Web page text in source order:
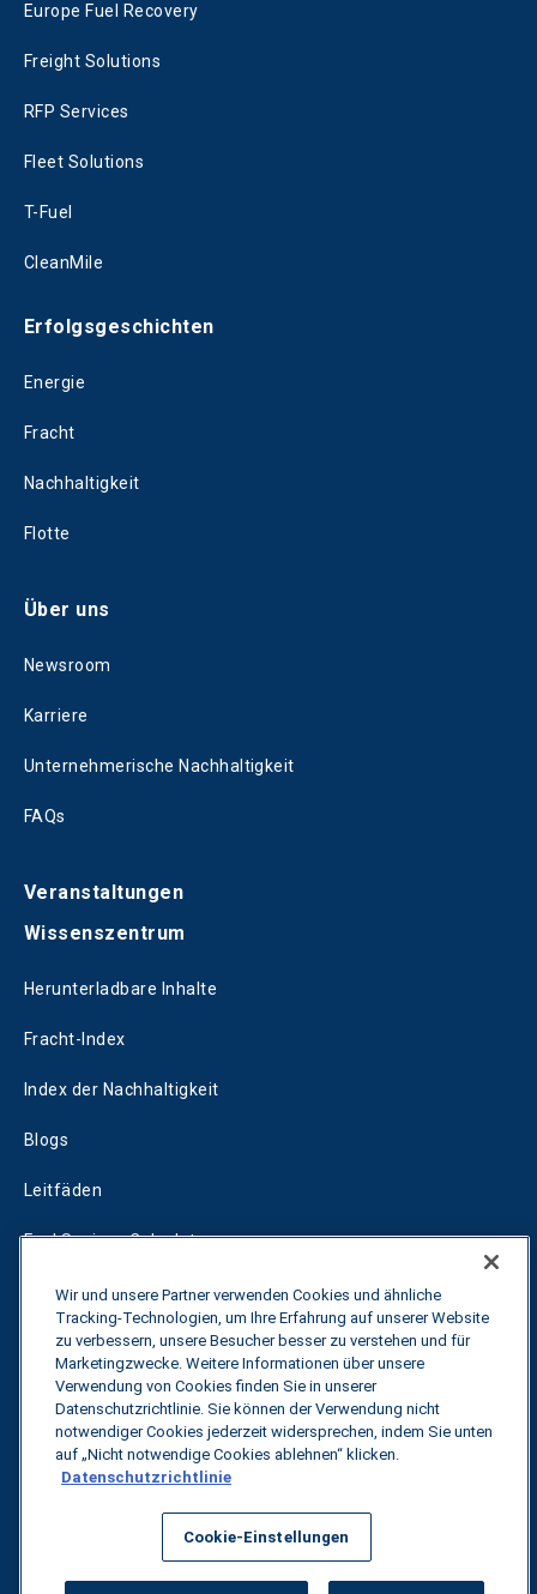
Europe Fuel Recovery
Freight Solutions
RFP Services
Fleet Solutions
T-Fuel
CleanMile
Erfolgsgeschichten
Energie
Fracht
Nachhaltigkeit
Flotte
Über uns
Newsroom
Karriere
Unternehmerische Nachhaltigkeit
FAQs
Veranstaltungen
Wissenszentrum
Herunterladbare Inhalte
Fracht-Index
Index der Nachhaltigkeit
Blogs
Leitfäden
Fuel Savings Calculator
Rechner für die Transportoptimierung
Tarif-Tracker
Kontakt
Alle Rechte vorbehalten. Datenschutzbestimmungen
Wir und unsere Partner verwenden Cookies und ähnliche
Tracking-Technologien, um Ihre Erfahrung auf unserer Website
zu verbessern, unsere Besucher besser zu verstehen und für
Marketingzwecke. Weitere Informationen über unsere
Verwendung von Cookies finden Sie in unserer
Datenschutzrichtlinie. Sie können der Verwendung nicht
notwendiger Cookies jederzeit widersprechen, indem Sie unten
auf „Nicht notwendige Cookies ablehnen“ klicken.
Datenschutzrichtlinie
Cookie-Einstellungen